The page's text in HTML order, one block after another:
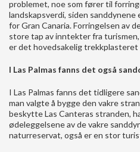
problemet, noe som fører til
landskapsverdi, siden
for Gran Canaria. Forringelsen av
store tap av inntekter fra turismen,
er det hovedsakelig trekkplasteret
I Las Palmas fanns det også
I Las Palmas fanns det tidligere
man valgte å bygge den vakre
beskytte Las Canteras stranden,
ødeleggelsene av de vakre
naturreservat, også er en stor